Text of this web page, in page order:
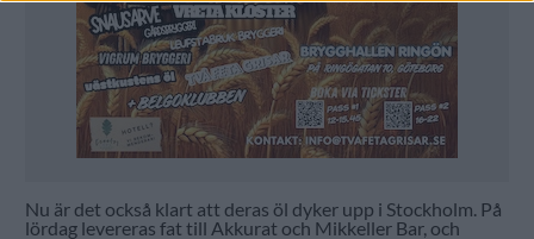
Nu är det också klart att deras öl dyker upp i Stockholm. På
lördag levereras fat till Akkurat och Mikkeller Bar, och